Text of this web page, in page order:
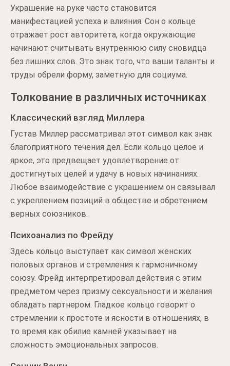
Украшение на руке часто становится
манифестацией успеха и влияния. Сон о кольце
отражает рост авторитета, когда окружающие
начинают считывать внутреннюю силу сновидца
без лишних слов. Это знак того, что ваши таланты и
труды обрели форму, заметную для социума.
Толкование в различных источниках
Классический взгляд Миллера
Густав Миллер рассматривал этот символ как знак
благоприятного течения дел. Если кольцо целое и
яркое, это предвещает удовлетворение от
достигнутых целей и удачу в новых начинаниях.
Любое взаимодействие с украшением он связывал
с укреплением позиций в обществе и обретением
верных союзников.
Психоанализ по Фрейду
Здесь кольцо выступает как символ женских
половых органов и стремления к гармоничному
союзу. Фрейд интерпретировал действия с этим
предметом через призму сексуальности и желания
обладать партнером. Гладкое кольцо говорит о
стремлении к простоте и ясности в отношениях, в
то время как обилие камней указывает на
сложность эмоциональных запросов.